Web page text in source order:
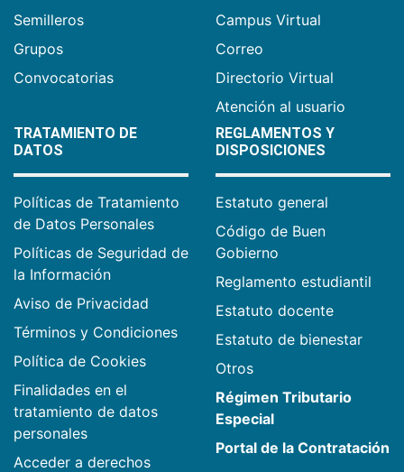
Semilleros
Grupos
Convocatorias
Campus Virtual
Correo
Directorio Virtual
Atención al usuario
TRATAMIENTO DE
DATOS
Políticas de Tratamiento
de Datos Personales
Políticas de Seguridad de
la Información
Aviso de Privacidad
Términos y Condiciones
Política de Cookies
Finalidades en el
tratamiento de datos
personales
Acceder a derechos
REGLAMENTOS Y
DISPOSICIONES
Estatuto general
Código de Buen
Gobierno
Reglamento estudiantil
Estatuto docente
Estatuto de bienestar
Otros
Régimen Tributario
Especial
Portal de la Contratación